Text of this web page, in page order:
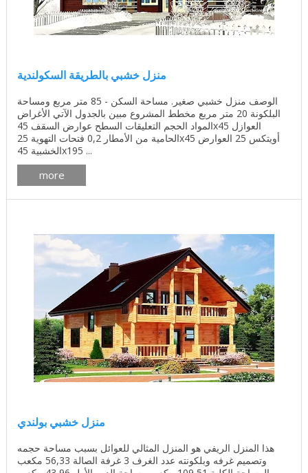
منزل خشبي بالطريقة السكولندية
الوصف منزل خشبي صغير. مساحة السكن - 85 متر مربع ومساحة
البلكونة 20 متر مربع مخطط المشروع مبين بالجدول الآتي الأغراض
المواد الحجم التعليقات السطح عوارض السقف 45x45 العوازل
الحامية من الأمطار 0,2 فتحات التهوية 25x45 أويتكس 25 العوارض
الخشبية 45x195 ...
more
منزل خشبي بولندي
هذا المنزل الريفي هو المنزل المثالي للعوائل بسبب مساحة حجمه
وتصميم غرفه وبلكونته عدد الغرف 3 غرفة الصالة 56,33 مكعب